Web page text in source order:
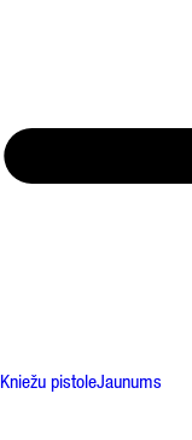
Kniežu pistoleJaunums